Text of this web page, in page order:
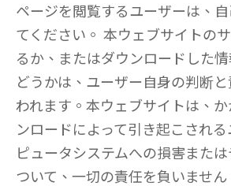
ページを閲覧するユーザーは、
てください。 本ウェブサイトの
るか、またはダウンロードした
どうかは、ユーザー自身の判断
われます。本ウェブサイトは、
ンロードによって引き起こされ
ピュータシステムへの損害また
ついて、一切の責任を負いません